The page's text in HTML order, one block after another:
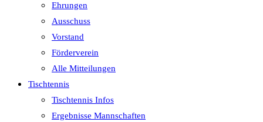
Ehrungen
Ausschuss
Vorstand
Förderverein
Alle Mitteilungen
Tischtennis
Tischtennis Infos
Ergebnisse Mannschaften